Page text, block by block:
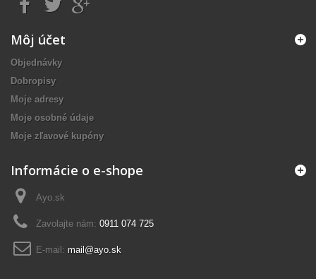
Môj účet
Objednávky
Dobropisy
Moje adresy
Moje osobné údaje
Moje zľavové kupóny
Informácie o e-shope
Ayo.sk
Zavolajte nám: 0911 074 725
E-mail: mail@ayo.sk